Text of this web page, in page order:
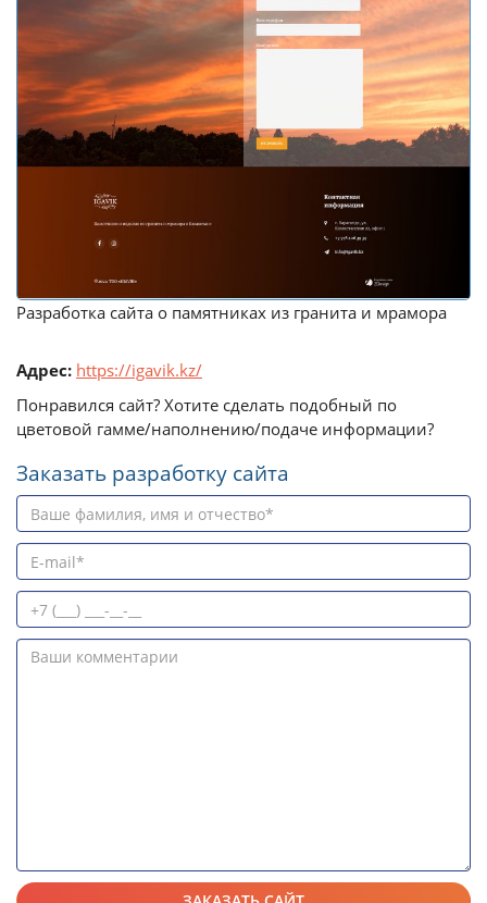
Разработка сайта о памятниках из гранита и мрамора
Адрес: https://igavik.kz/
Понравился сайт? Хотите сделать подобный по
цветовой гамме/наполнению/подаче информации?
Заказать разработку сайта